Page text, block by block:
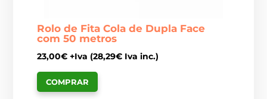
Rolo de Fita Cola de Dupla Face
com 50 metros
23,00€ +Iva (28,29€ Iva inc.)
COMPRAR